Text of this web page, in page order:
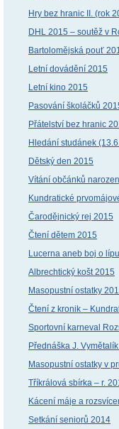
Hry bez hranic II. (rok
DHL 2015 – soutěž v
Bartolomějská pouť
Letní dovádění 2015
Letní kino 2015
Pasování školáčků
Přátelství bez hranic
Hledání studánek
Dětský den 2015
Vítání občánků
Kundratické
Čarodějnický rej 2015
Čtení dětem 2015
Lucerna aneb boj o
Albrechtický košt 2015
Masopustní ostatky
Čtení z kronik –
Sportovní karneval
Přednáška J.
Masopustní ostatky v
Tříkrálová sbírka – r.
Kácení máje a
Setkání seniorů 2014